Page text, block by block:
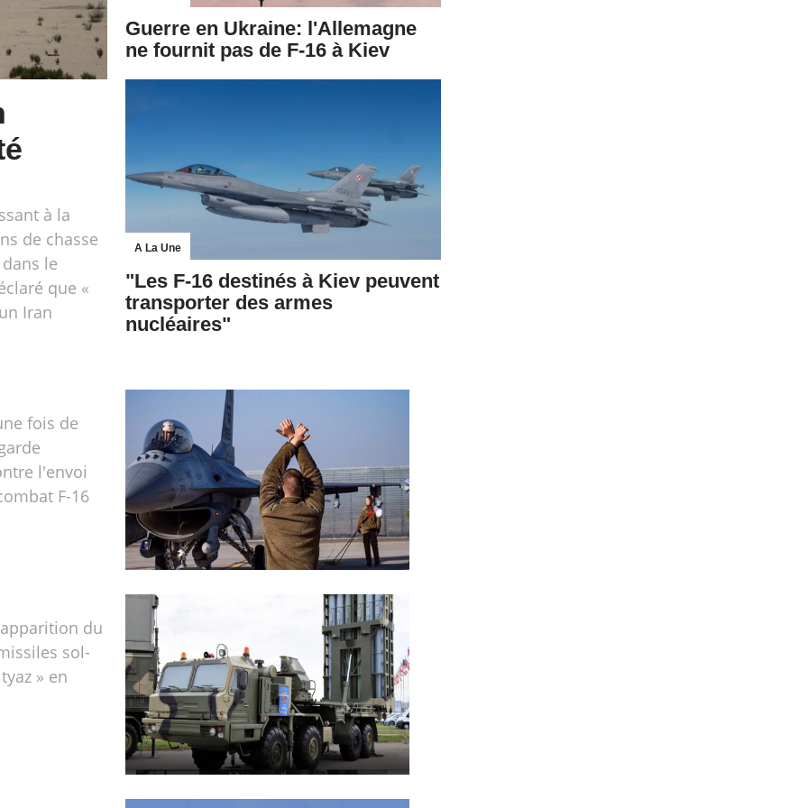
à la
de chasse
le
que «
Iran
Guerre en Ukraine: l'Allemagne
ne fournit pas de F-16 à Kiev
A La Une
"Les F-16 destinés à Kiev peuvent
transporter des armes
nucléaires"
fois de
l'envoi
F-16
du
sol-
» en